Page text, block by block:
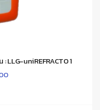
uniREFRACTO 1